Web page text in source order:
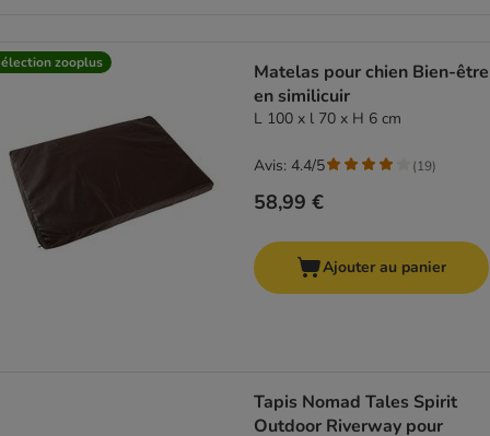
zooplus
Matelas pour chien Bien-être
en similicuir
L 100 x l 70 x H 6 cm
58,99 €
Avis: 4.4/5 (19)
Ajouter au panier
Tapis Nomad Tales Spirit
Outdoor Riverway pour